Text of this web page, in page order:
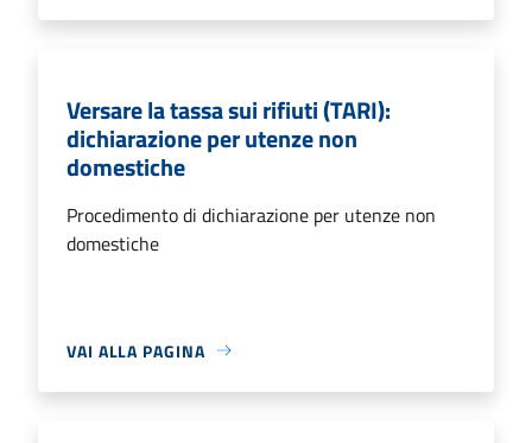
Versare la tassa sui rifiuti (TARI):
dichiarazione per utenze non
domestiche
Procedimento di dichiarazione per utenze non
domestiche
VAI ALLA PAGINA